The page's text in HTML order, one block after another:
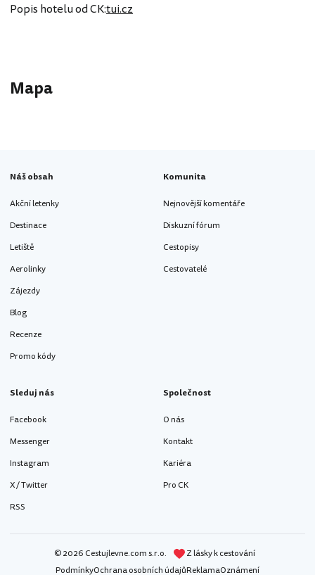
Popis hotelu od CK:tui.cz
Mapa
Náš obsah
Akční letenky
Destinace
Letiště
Aerolinky
Zájezdy
Blog
Recenze
Promo kódy
Komunita
Nejnovější komentáře
Diskuzní fórum
Cestopisy
Cestovatelé
Sleduj nás
Facebook
Messenger
Instagram
X / Twitter
RSS
Společnost
O nás
Kontakt
Kariéra
Pro CK
© 2026 Cestujlevne.com s.r.o.
Z lásky k cestování
PodmínkyOchrana osobních údajůReklamaOznámení